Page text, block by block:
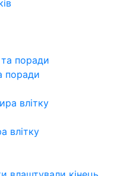
поради
влітку